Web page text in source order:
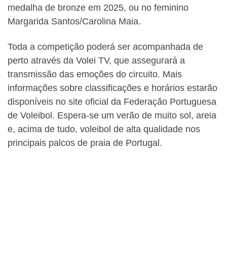
medalha de bronze em 2025, ou no feminino
Margarida Santos/Carolina Maia.
Toda a competição poderá ser acompanhada de
perto através da Volei TV, que assegurará a
transmissão das emoções do circuito. Mais
informações sobre classificações e horários estarão
disponíveis no site oficial da Federação Portuguesa
de Voleibol. Espera-se um verão de muito sol, areia
e, acima de tudo, voleibol de alta qualidade nos
principais palcos de praia de Portugal.